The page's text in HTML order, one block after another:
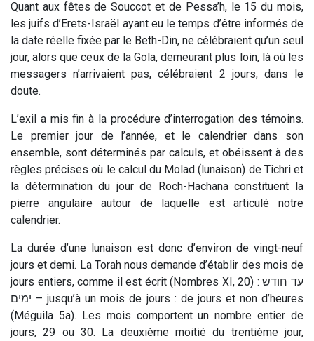
Quant aux fêtes de Souccot et de Pessa’h, le 15 du mois,
les juifs d’Erets-Israël ayant eu le temps d’être informés de
la date réelle fixée par le Beth-Din, ne célébraient qu’un seul
jour, alors que ceux de la Gola, demeurant plus loin, là où les
messagers n’arrivaient pas, célébraient 2 jours, dans le
doute.
L’exil a mis fin à la procédure d’interrogation des témoins.
Le premier jour de l’année, et le calendrier dans son
ensemble, sont déterminés par calculs, et obéissent à des
règles précises où le calcul du Molad (lunaison) de Tichri et
la détermination du jour de Roch-Hachana constituent la
pierre angulaire autour de laquelle est articulé notre
calendrier.
La durée d’une lunaison est donc d’environ de vingt-neuf
jours et demi. La Torah nous demande d’établir des mois de
jours entiers, comme il est écrit (Nombres XI, 20) : עד חודש
ימים – jusqu’à un mois de jours : de jours et non d’heures
(Méguila 5a). Les mois comportent un nombre entier de
jours, 29 ou 30. La deuxième moitié du trentième jour,